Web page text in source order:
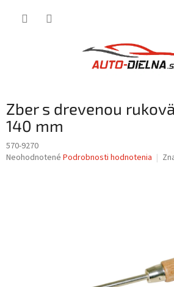
Zber s drevenou
140 mm
570-9270
Priemerné
Neohodnotené Podrobnosti hodnotenia